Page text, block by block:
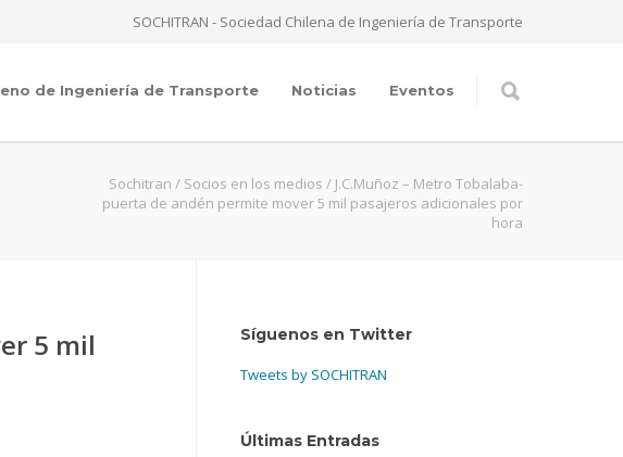
SOCHITRAN - Sociedad Chilena de Ingeniería de Transporte
de Ingeniería de Transporte Noticias Eventos
Sochitran / Socios en los medios / J.C.Muñoz – Metro Tobalaba-
puerta de andén permite mover 5 mil pasajeros adicionales por
hora
5 mil
Síguenos en Twitter
Tweets by SOCHITRAN
Últimas Entradas